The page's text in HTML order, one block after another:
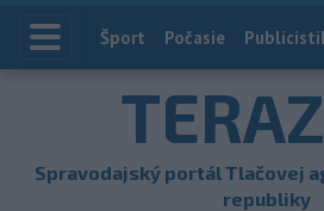
Index
Šport Počasie
TERAZ
Spravodajský portál Tlačovej
republiky